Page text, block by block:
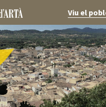
Viu el